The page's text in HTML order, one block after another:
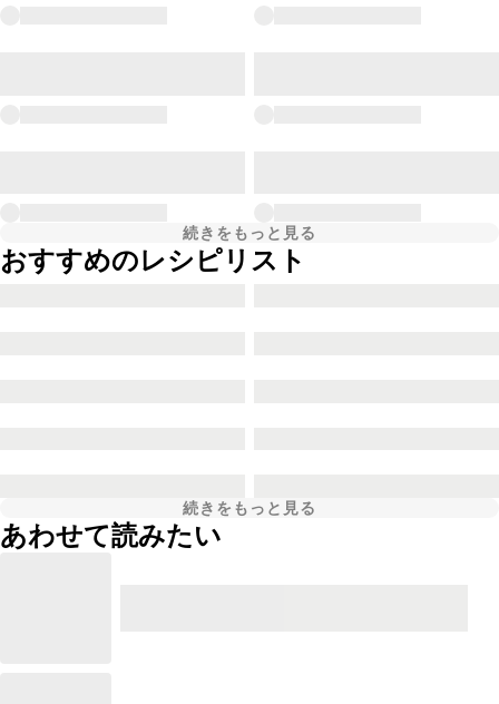
続きをもっと見る
おすすめのレシピリスト
続きをもっと見る
あわせて読みたい